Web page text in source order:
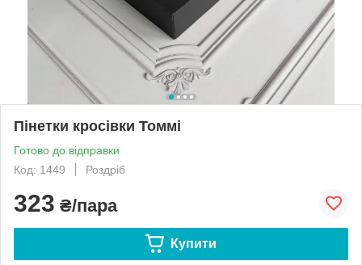
Пінетки кросівки Томмі
Готово до відправки
Код: 1449
Роздріб
323 ₴/пара
Купити